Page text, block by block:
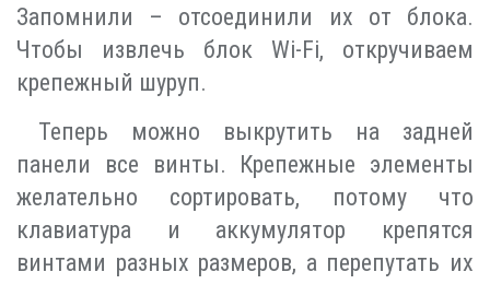
Запомнили – отсоединили их от блока.
Чтобы извлечь блок Wi-Fi, откручиваем
крепежный шуруп.
Теперь можно выкрутить на задней
панели все винты. Крепежные элементы
желательно сортировать, потому что
клавиатура и аккумулятор крепятся
винтами разных размеров, а перепутать их